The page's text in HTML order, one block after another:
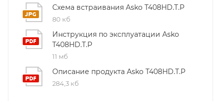
воздуха и минимальный контакт с тканью. Это
снижает риск усадки и повреждений, а также
продлевает срок службы ваших вещей. Встроенный
свет Load Light™ облегчает загрузку и выгрузку
белья даже в условиях низкой освещённости.
Уникальная система SensiDry™ автоматически
Схема встраивания Asko T408HD.T.P
80 кб
Инструкция по эксплуатации Asko
T408HD.T.P
11 мб
Описание продукта Asko T408HD.T.P
284,3 кб